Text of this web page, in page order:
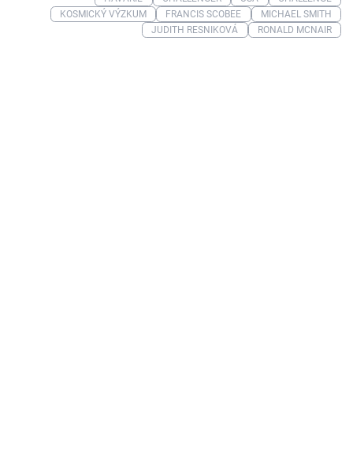
KOSMICKÝ VÝZKUM
FRANCIS SCOBEE
MICHAEL SMITH
JUDITH RESNIKOVÁ
RONALD MCNAIR